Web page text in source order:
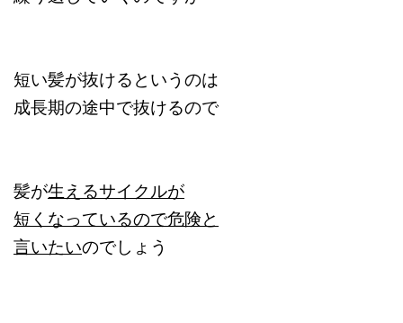
短い髪が抜けるというのは
成長期の途中で抜けるので
髪が生えるサイクルが
短くなっているので危険と
言いたいのでしょう